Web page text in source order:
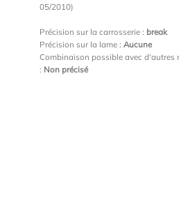
05/2010)
Précision sur la carrosserie : break
Précision sur la lame : Aucune
Combinaison possible avec d'autres
: Non précisé